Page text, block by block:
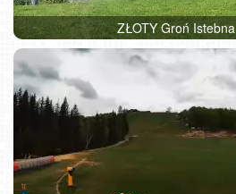
ZŁOTY Groń Istebna